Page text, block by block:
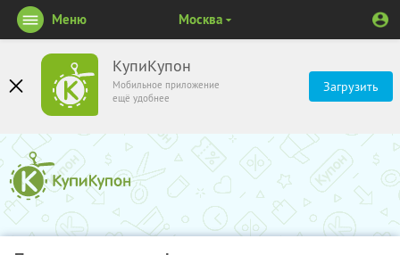
КупиКупон
Мобильное приложение
ещё удобнее
Загрузить
Меню Москва